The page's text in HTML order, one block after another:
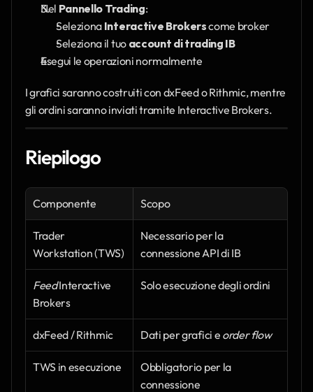
Nel Pannello Trading:
Seleziona Interactive Brokers come broker
Seleziona il tuo account di trading IB
Esegui le operazioni normalmente
I grafici saranno costruiti con dxFeed o Rithmic, mentre
gli ordini saranno inviati tramite Interactive Brokers.
Riepilogo
Componente Scopo
Trader
Workstation (TWS)
Necessario per la
connessione API di IB
Feed Interactive
Brokers
Solo esecuzione degli ordini
dxFeed / Rithmic Dati per grafici e order flow
TWS in esecuzione
Obbligatorio per la
connessione